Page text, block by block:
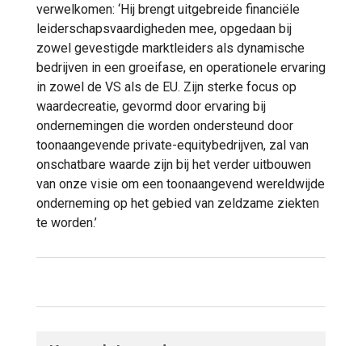
verwelkomen: ‘Hij brengt uitgebreide financiële
leiderschapsvaardigheden mee, opgedaan bij
zowel gevestigde marktleiders als dynamische
bedrijven in een groeifase, en operationele ervaring
in zowel de VS als de EU. Zijn sterke focus op
waardecreatie, gevormd door ervaring bij
ondernemingen die worden ondersteund door
toonaangevende private-equitybedrijven, zal van
onschatbare waarde zijn bij het verder uitbouwen
van onze visie om een toonaangevend wereldwijde
onderneming op het gebied van zeldzame ziekten
te worden.’